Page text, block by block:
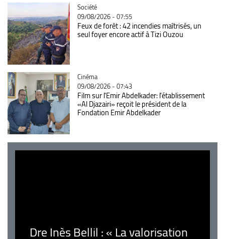
Catégorie
Société
09/08/2026 - 07:55
Feux de forêt : 42 incendies maîtrisés, un
seul foyer encore actif à Tizi Ouzou
Catégorie
Cinéma
09/08/2026 - 07:43
Film sur l'Emir Abdelkader: l'établissement
«Al Djazairi» reçoit le président de la
Fondation Emir Abdelkader
Dre Inès Bellil : « La valorisation